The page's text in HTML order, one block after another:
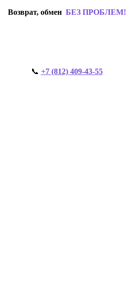
Возврат, обмен БЕЗ ПРОБЛЕМ!
📞 +7 (812) 409-43-55